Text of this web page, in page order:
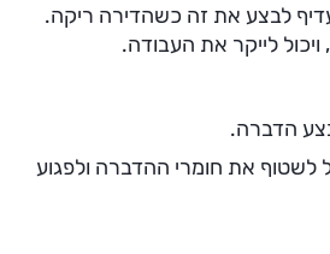
עדיף לבצע את זה כשהדירה ריקה.
לייקר את העבודה.
לשטוף את חומרי ההדברה ולפגוע